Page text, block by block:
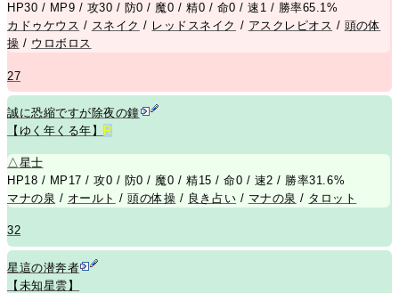
HP30 / MP9 / 攻30 / 防0 / 魔0 / 精0 / 命0 / 速1 / 勝率65.1%
カドゥケウス / スネイク / レッドスネイク / アスクレピオス / 頭の体
操 / ウロボロス
27
誠に恐縮ですが除夜の鐘
【ゆく年くる年】
R
△星士
HP18 / MP17 / 攻0 / 防0 / 魔0 / 精15 / 命0 / 速2 / 勝率31.6%
マナの泉 / オールト /頭の体操 / 良き占い / マナの泉 / タロット
32
星這の潜奔者
【未知星雲】